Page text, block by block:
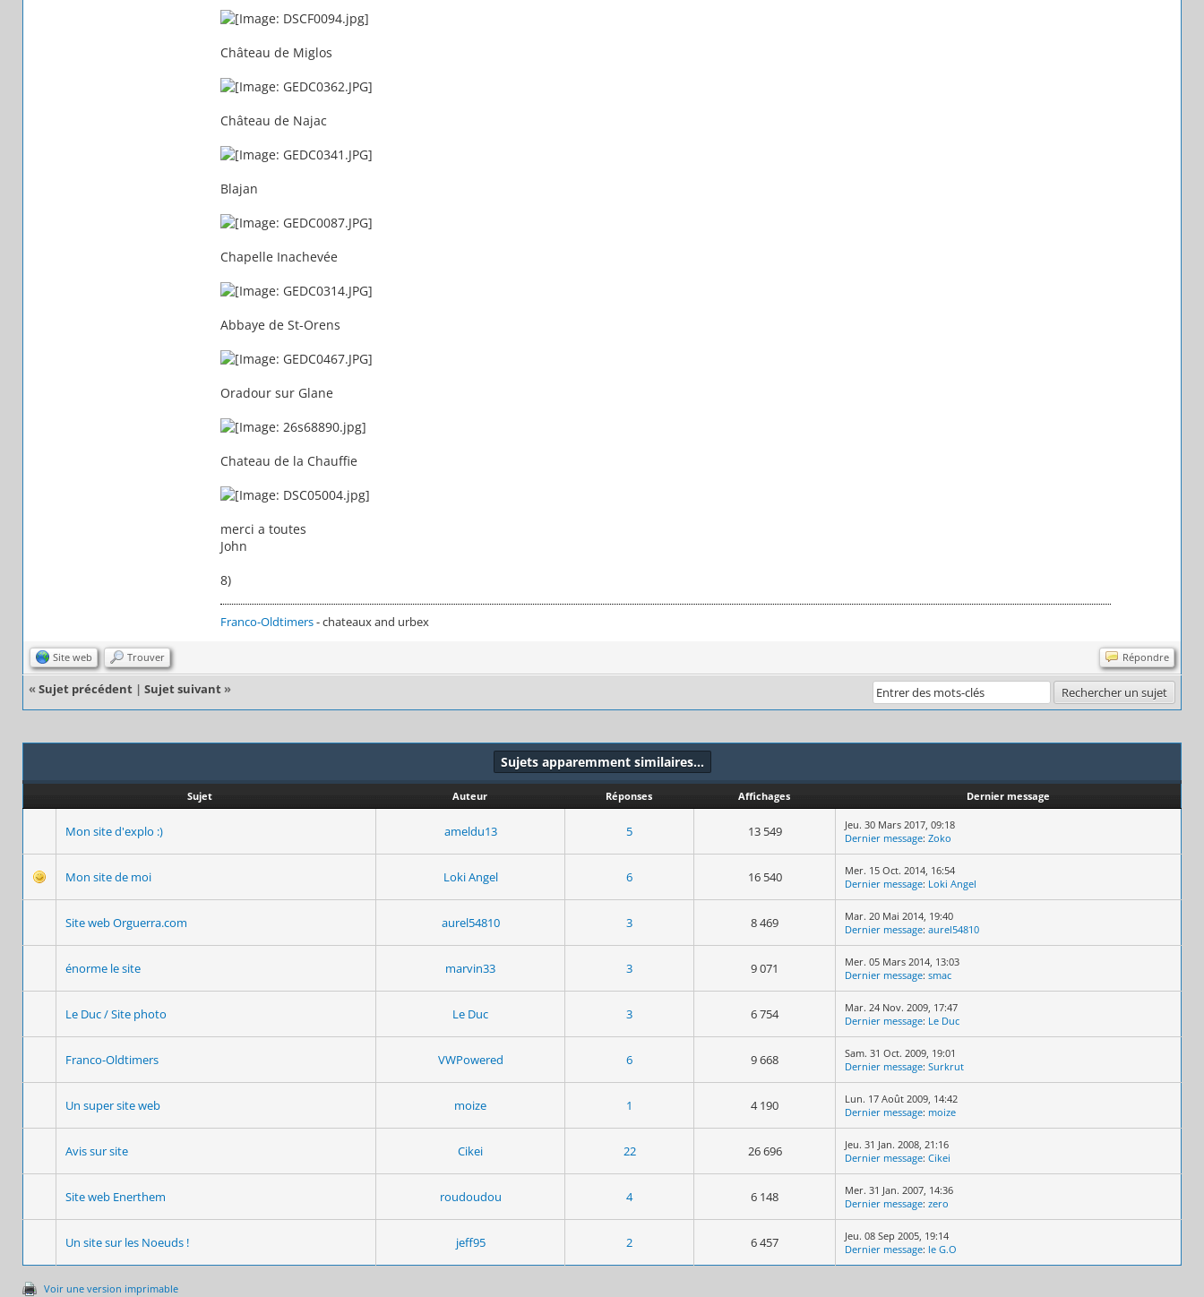
Château de Miglos
Château de Najac
Blajan
Chapelle Inachevée
Abbaye de St-Orens
Oradour sur Glane
Chateau de la Chauffie
merci a toutes
John
8)
Franco-Oldtimers- chateaux and urbex
Site web Trouver Répondre
« Sujet précédent | Sujet suivant »
Sujets apparemment similaires…
Sujet Auteur Réponses Affichages Dernier message
Mon site d'explo :) ameldu13 5 13 549
Jeu. 30 Mars 2017, 09:18
Dernier message: Zoko
Mon site de moi Loki Angel 6 16 540
Mer. 15 Oct. 2014, 16:54
Dernier message: Loki Angel
Site web Orguerra.com aurel54810 3 8 469
Mar. 20 Mai 2014, 19:40
Dernier message: aurel54810
énorme le site marvin33 3 9 071
Mer. 05 Mars 2014, 13:03
Dernier message: smac
Le Duc / Site photo Le Duc 3 6 754
Mar. 24 Nov. 2009, 17:47
Dernier message: Le Duc
Franco-Oldtimers VWPowered 6 9 668
Sam. 31 Oct. 2009, 19:01
Dernier message: Surkrut
Un super site web moize 1 4 190
Lun. 17 Août 2009, 14:42
Dernier message: moize
Avis sur site Cikei 22 26 696
Jeu. 31 Jan. 2008, 21:16
Dernier message: Cikei
Site web Enerthem roudoudou 4 6 148
Mer. 31 Jan. 2007, 14:36
Dernier message: zero
Un site sur les Noeuds ! jeff95 2 6 457
Jeu. 08 Sep 2005, 19:14
Dernier message: le G.O
Voir une version imprimable